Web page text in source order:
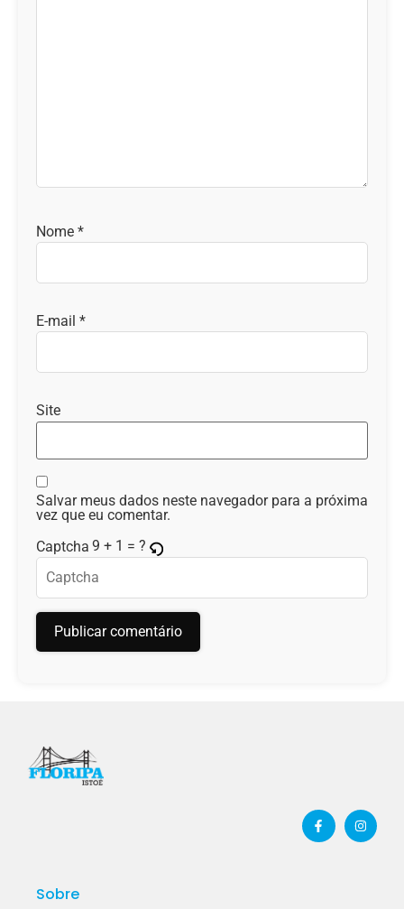
Nome *
E-mail *
Site
Salvar meus dados neste navegador para a próxima
vez que eu comentar.
Captcha 9 + 1 = ?
Sobre